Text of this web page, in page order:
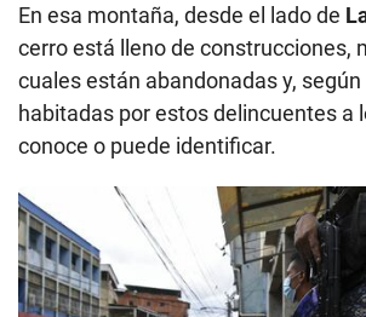
En esa montaña, desde el lado de
cerro está lleno de construcciones,
cuales están abandonadas y,
habitadas por estos delincuentes a
conoce o puede identificar.